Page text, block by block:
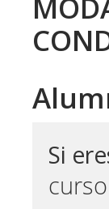
Si